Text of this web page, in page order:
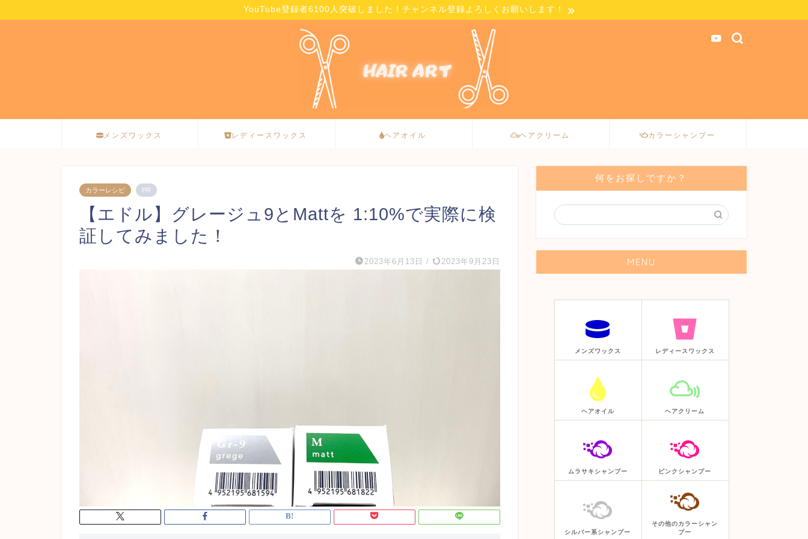
YouTube登録者6100人突破しました！チャンネル登録よろしくお願いします！
メンズワックス レディースワックス ヘアオイル ヘアクリーム カラーシャンプー
カラーレシピ PR
【エドル】グレージュ9とMattを 1:10%で実際に検
証してみました！
2023年6月13日 / 2023年9月23日
何をお探しですか？
MENU
メンズワックス レディースワックス
ヘアオイル ヘアクリーム
ムラサキシャンプー ピンクシャンプー
シルバー系シャンプー
その他のカラーシャン
プー